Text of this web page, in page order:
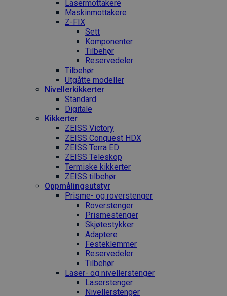
Laser­mottakere
Maskin­mottakere
Z-FIX
Sett
Komponenter
Tilbehør
Reservedeler
Tilbehør
Utgåtte modeller
Nivellerkikkerter
Standard
Digitale
Kikkerter
ZEISS Victory
ZEISS Conquest HDX
ZEISS Terra ED
ZEISS Teleskop
Termiske kikkerter
ZEISS tilbehør
Oppmålings­utstyr
Prisme- og roverstenger
Roverstenger
Prismestenger
Skjøtestykker
Adaptere
Festeklemmer
Reservedeler
Tilbehør
Laser- og nivellerstenger
Laserstenger
Nivellerstenger